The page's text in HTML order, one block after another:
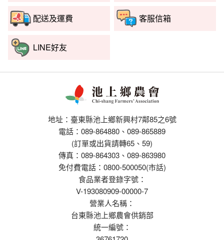
地址：臺東縣池上鄉新興村7鄰85之6號
電話：089-864880、089-865889
(訂單或出貨請轉65、59)
傳真：089-864303、089-863980
免付費電話：0800-500050(市話)
食品業者登錄字號：
V-193080909-00000-7
營業人名稱：
台東縣池上鄉農會供銷部
統一編號：
配送及運費 客服信箱
LINE好友